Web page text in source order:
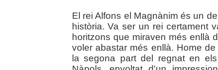
El rei Alfons el Magnànim és un
història. Va ser un rei certament
horitzons que miraven més enllà
voler abastar més enllà. Home
la segona part del regnat en